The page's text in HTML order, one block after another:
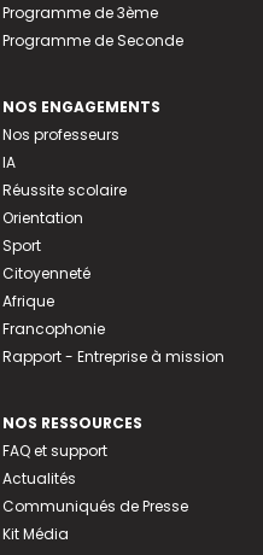
Programme de 3ème
Programme de Seconde
NOS ENGAGEMENTS
Nos professeurs
IA
Réussite scolaire
Orientation
Sport
Citoyenneté
Afrique
Francophonie
Rapport - Entreprise à mission
NOS RESSOURCES
FAQ et support
Actualités
Communiqués de Presse
Kit Média